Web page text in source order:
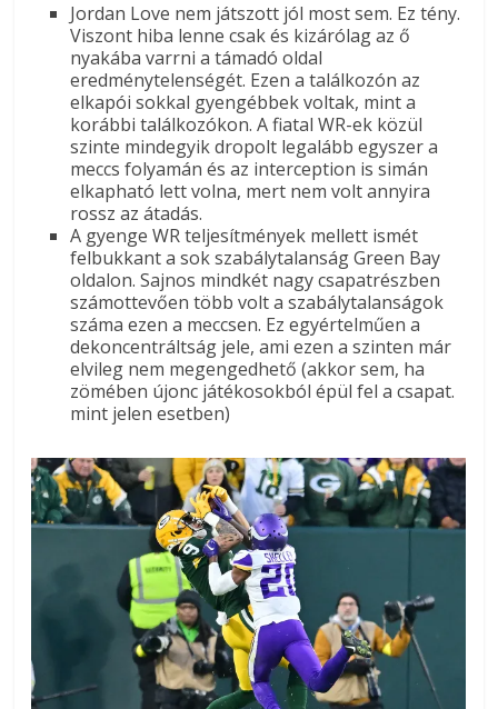
Jordan Love nem játszott jól most sem. Ez tény.
Viszont hiba lenne csak és kizárólag az ő
nyakába varrni a támadó oldal
eredménytelenségét. Ezen a találkozón az
elkapói sokkal gyengébbek voltak, mint a
korábbi találkozókon. A fiatal WR-ek közül
szinte mindegyik dropolt legalább egyszer a
meccs folyamán és az interception is simán
elkapható lett volna, mert nem volt annyira
rossz az átadás.
A gyenge WR teljesítmények mellett ismét
felbukkant a sok szabálytalanság Green Bay
oldalon. Sajnos mindkét nagy csapatrészben
számottevően több volt a szabálytalanságok
száma ezen a meccsen. Ez egyértelműen a
dekoncentráltság jele, ami ezen a szinten már
elvileg nem megengedhető (akkor sem, ha
zömében újonc játékosokból épül fel a csapat.
mint jelen esetben)